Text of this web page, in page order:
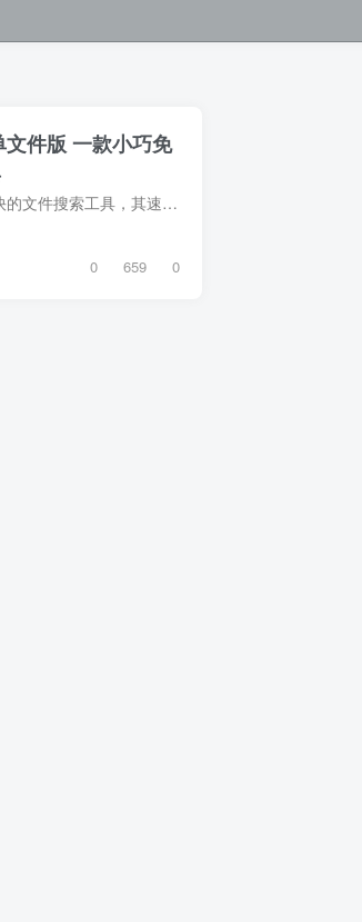
件版 一款小巧免
Everything是一款小巧免费速度最快的文件搜索工具，其速度之快令人震惊，百G硬盘几十万个文件，可以在几秒钟之内完成NTFS索引；文件名称搜索瞬间呈现结果，关键词高亮。索引数据库，实时重建变...
0 659 0